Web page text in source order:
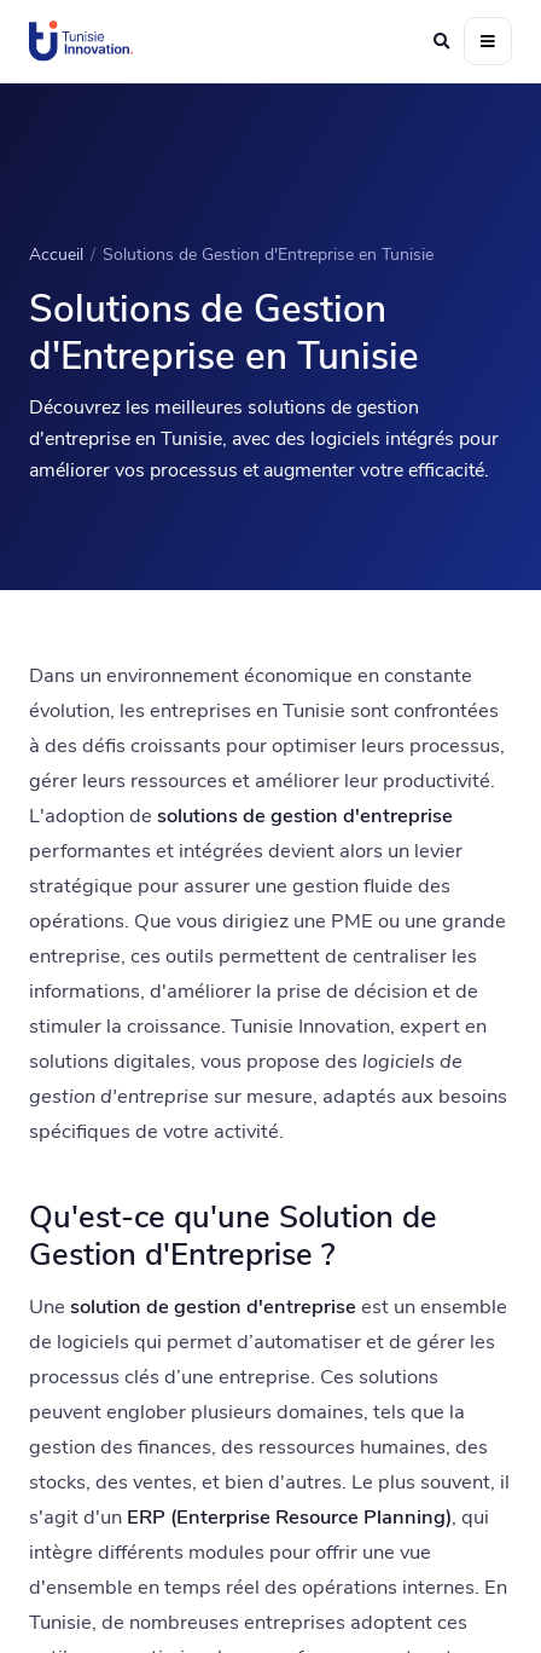
Accueil / Solutions de Gestion d'Entreprise en Tunisie
Solutions de Gestion
d'Entreprise en Tunisie
Découvrez les meilleures solutions de gestion
d'entreprise en Tunisie, avec des logiciels intégrés pour
améliorer vos processus et augmenter votre efficacité.
Dans un environnement économique en constante
évolution, les entreprises en Tunisie sont confrontées
à des défis croissants pour optimiser leurs processus,
gérer leurs ressources et améliorer leur productivité.
L'adoption de solutions de gestion d'entreprise
performantes et intégrées devient alors un levier
stratégique pour assurer une gestion fluide des
opérations. Que vous dirigiez une PME ou une grande
entreprise, ces outils permettent de centraliser les
informations, d'améliorer la prise de décision et de
stimuler la croissance. Tunisie Innovation, expert en
solutions digitales, vous propose des logiciels de
gestion d'entreprise sur mesure, adaptés aux besoins
spécifiques de votre activité.
Qu'est-ce qu'une Solution de
Gestion d'Entreprise ?
Une solution de gestion d'entreprise est un ensemble
de logiciels qui permet d’automatiser et de gérer les
processus clés d’une entreprise. Ces solutions
peuvent englober plusieurs domaines, tels que la
gestion des finances, des ressources humaines, des
stocks, des ventes, et bien d'autres. Le plus souvent, il
s'agit d'un ERP (Enterprise Resource Planning), qui
intègre différents modules pour offrir une vue
d'ensemble en temps réel des opérations internes. En
Tunisie, de nombreuses entreprises adoptent ces